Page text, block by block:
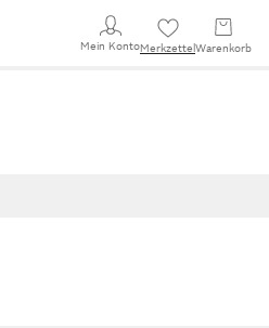
Mein KontoMerkzettel Warenkorb